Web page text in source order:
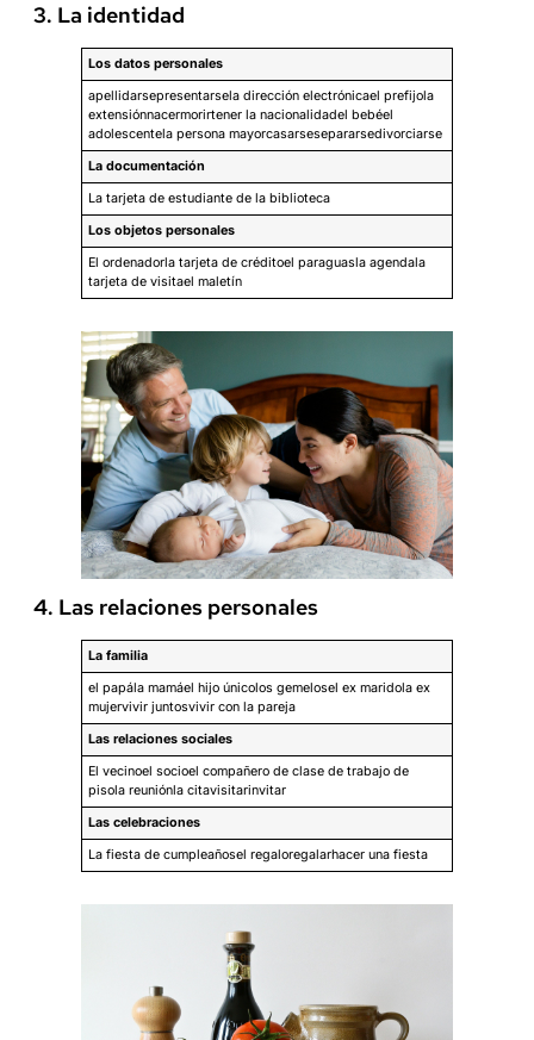
3. La identidad
Los datos personales
apellidarsepresentarsela dirección electrónicael prefijola
extensiónnacermorirtener la nacionalidadel bebéel
adolescentela persona mayorcasarsesepararsedivorciarse
La documentación
La tarjeta de estudiante de la biblioteca
Los objetos personales
El ordenadorla tarjeta de créditoel paraguasla agendala
tarjeta de visitael maletín
4. Las relaciones personales
La familia
el papála mamáel hijo únicolos gemelosel ex maridola ex
mujervivir juntosvivir con la pareja
Las relaciones sociales
El vecinoel socioel compañero de clase de trabajo de
pisola reuniónla citavisitarinvitar
Las celebraciones
La fiesta de cumpleañosel regaloregalarhacer una fiesta